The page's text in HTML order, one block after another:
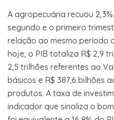
A agropecuária recuou
segundo e o primeiro
relação ao mesmo período
hoje, o PIB totaliza R$ 2,9
2,5 trilhões referentes ao
básicos e R$ 387,6 bilhões
produtos. A taxa de
indicador que sinaliza o